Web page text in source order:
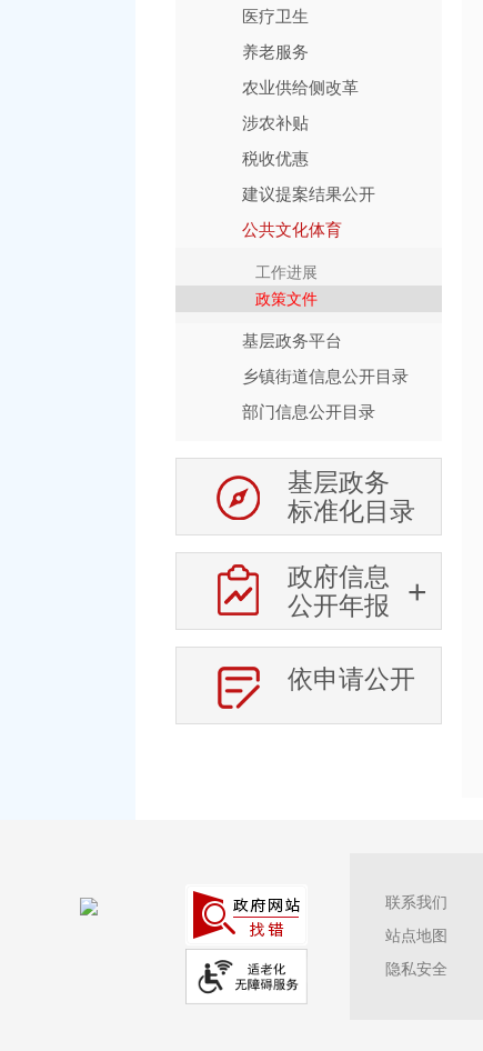
医疗卫生
养老服务
农业供给侧改革
涉农补贴
税收优惠
建议提案结果公开
公共文化体育
工作进展
政策文件
基层政务平台
乡镇街道信息公开目录
部门信息公开目录
基层政务
标准化目录
政府信息
公开年报
依申请公开
联系我们
站点地图
隐私安全